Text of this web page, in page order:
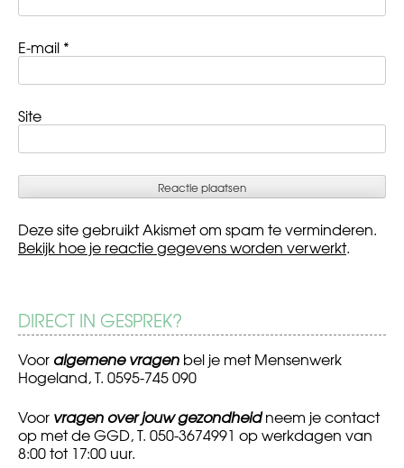
E-mail *
Site
Deze site gebruikt Akismet om spam te verminderen.
Bekijk hoe je reactie gegevens worden verwerkt.
DIRECT IN GESPREK?
Voor algemene vragen bel je met Mensenwerk
Hogeland, T. 0595-745 090
Voor vragen over jouw gezondheidneem je contact
op met de GGD, T. 050-3674991 op werkdagen van
8:00 tot 17:00 uur.